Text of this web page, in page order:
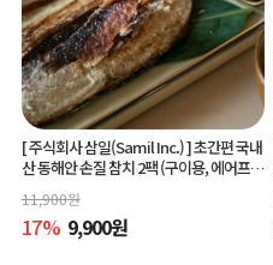
[ 주식회사 삼일(Samil Inc.) ]초간편 국내
산 동해안 손질 참치 2팩 (구이용, 에어프라
이어 간편조리)
11,900원
17% 9,900원